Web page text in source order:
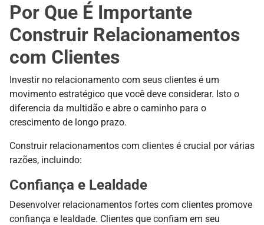
Por Que É Importante
Construir Relacionamentos
com Clientes
Investir no relacionamento com seus clientes é um
movimento estratégico que você deve considerar. Isto o
diferencia da multidão e abre o caminho para o
crescimento de longo prazo.
Construir relacionamentos com clientes é crucial por várias
razões, incluindo:
Confiança e Lealdade
Desenvolver relacionamentos fortes com clientes promove
confiança e lealdade. Clientes que confiam em seu